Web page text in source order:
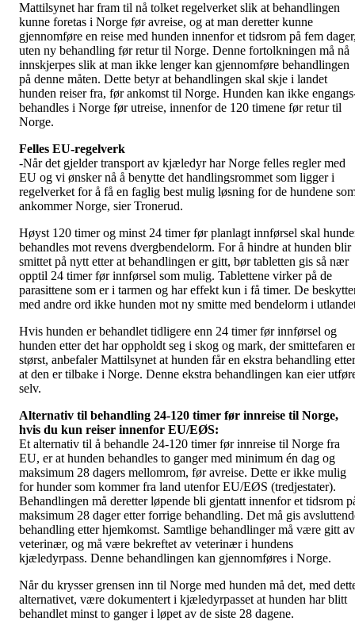
Mattilsynet har fram til nå tolket regelverket slik at behandlingen
kunne foretas i Norge før avreise, og at man deretter kunne
gjennomføre en reise med hunden innenfor et tidsrom på fem
uten ny behandling før retur til Norge. Denne fortolkningen må nå
innskjerpes slik at man ikke lenger kan gjennomføre behandlingen
på denne måten. Dette betyr at behandlingen skal skje i landet
hunden reiser fra, før ankomst til Norge. Hunden kan ikke
behandles i Norge før utreise, innenfor de 120 timene før retur til
Norge.
Felles EU-regelverk
-Når det gjelder transport av kjæledyr har Norge felles regler med
EU og vi ønsker nå å benytte det handlingsrommet som ligger i
regelverket for å få en faglig best mulig løsning for de hundene
ankommer Norge, sier Tronerud.
Høyst 120 timer og minst 24 timer før planlagt innførsel skal
behandles mot revens dvergbendelorm. For å hindre at hunden blir
smittet på nytt etter at behandlingen er gitt, bør tabletten gis så nær
opptil 24 timer før innførsel som mulig. Tablettene virker på de
parasittene som er i tarmen og har effekt kun i få timer. De
med andre ord ikke hunden mot ny smitte med bendelorm i
Hvis hunden er behandlet tidligere enn 24 timer før innførsel og
hunden etter det har oppholdt seg i skog og mark, der smittefaren er
størst, anbefaler Mattilsynet at hunden får en ekstra behandling etter
at den er tilbake i Norge. Denne ekstra behandlingen kan eier
selv.
Alternativ til behandling 24-120 timer før innreise til Norge,
hvis du kun reiser innenfor EU/EØS:
Et alternativ til å behandle 24-120 timer før innreise til Norge fra
EU, er at hunden behandles to ganger med minimum én dag og
maksimum 28 dagers mellomrom, før avreise. Dette er ikke mulig
for hunder som kommer fra land utenfor EU/EØS (tredjestater).
Behandlingen må deretter løpende bli gjentatt innenfor et tidsrom
maksimum 28 dager etter forrige behandling. Det må gis
behandling etter hjemkomst. Samtlige behandlinger må være gitt av
veterinær, og må være bekreftet av veterinær i hundens
kjæledyrpass. Denne behandlingen kan gjennomføres i Norge.
Når du krysser grensen inn til Norge med hunden må det, med
alternativet, være dokumentert i kjæledyrpasset at hunden har blitt
behandlet minst to ganger i løpet av de siste 28 dagene.